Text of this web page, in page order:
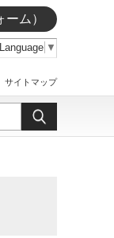
ム）
▼
サイトマップ